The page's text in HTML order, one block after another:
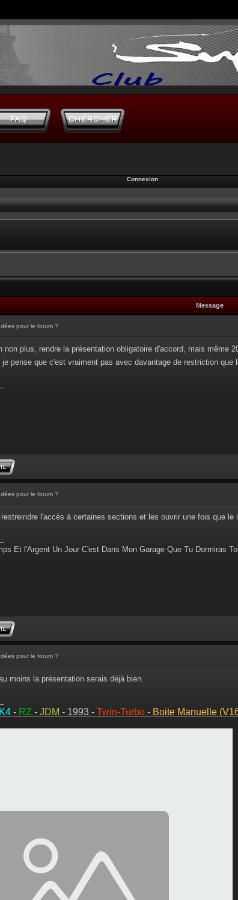
Connexion
Message
pour le forum ?
non plus, rendre la présentation obligatoire d'accord, mais même
pense que c'est vraiment pas avec davantage de restriction que
pour le forum ?
l'accès à certaines sections et les ouvrir une fois que le
Et l'Argent Un Jour C'est Dans Mon Garage Que Tu Dormiras
pour le forum ?
moins la présentation serais déjà bien.
- RZ - JDM - 1993 - Twin-Turbo - Boite Manuelle